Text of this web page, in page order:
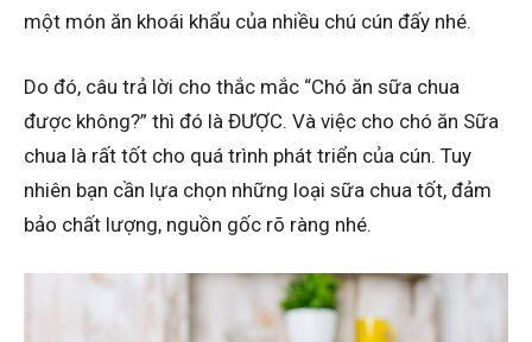
một món ăn khoái khẩu của nhiều chú cún đấy nhé.
Do đó, câu trả lời cho thắc mắc “Chó ăn sữa chua
được không?” thì đó là ĐƯỢC. Và việc cho chó ăn Sữa
chua là rất tốt cho quá trình phát triển của cún. Tuy
nhiên bạn cần lựa chọn những loại sữa chua tốt, đảm
bảo chất lượng, nguồn gốc rõ ràng nhé.